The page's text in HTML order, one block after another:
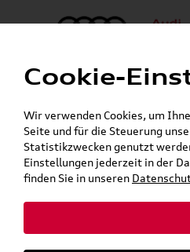
Menü
24h-Pannenhilfe:+49 (0)171 /
Gerade geöffnet
Verkauf:Mo. - Fr. 08:00 - 19:00 Uhr
Service:Mo. - Fr. 06:00 - 20:00 Uhr
Zurück zur Startseite
Cookie-
Wir verwenden Cookies, um
Seite und für die Steuerung
Statistikzwecken genutzt
Einstellungen jederzeit in der
finden Sie in unseren